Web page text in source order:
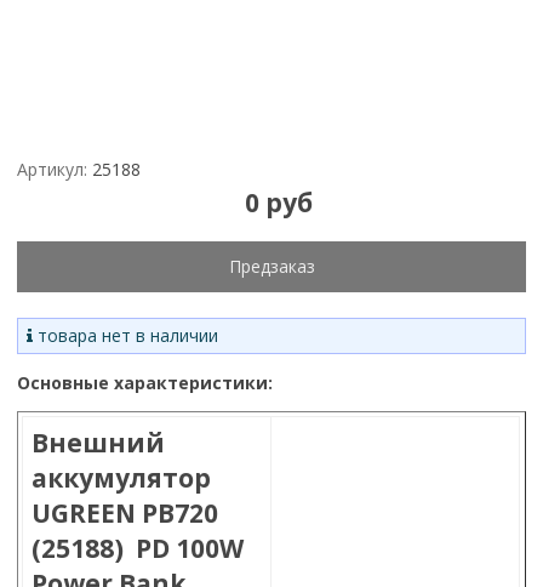
Артикул: 25188
0 руб
Предзаказ
товара нет в наличии
Основные характеристики:
Внешний
аккумулятор
UGREEN PB720
(25188) PD 100W